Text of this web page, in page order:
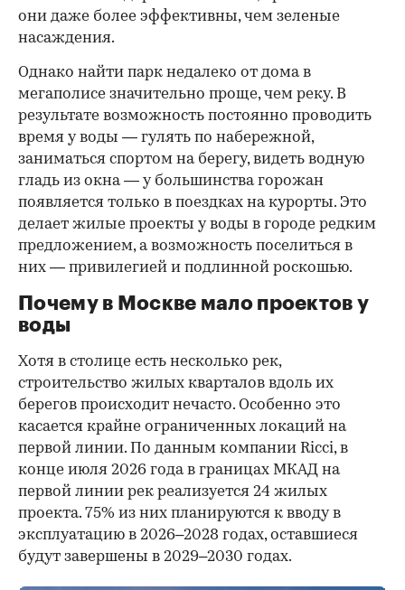
они даже более эффективны, чем зеленые
насаждения.
Однако найти парк недалеко от дома в
мегаполисе значительно проще, чем реку. В
результате возможность постоянно проводить
время у воды — гулять по набережной,
заниматься спортом на берегу, видеть водную
гладь из окна — у большинства горожан
появляется только в поездках на курорты. Это
делает жилые проекты у воды в городе редким
предложением, а возможность поселиться в
них — привилегией и подлинной роскошью.
Почему в Москве мало проектов у
воды
Хотя в столице есть несколько рек,
строительство жилых кварталов вдоль их
берегов происходит нечасто. Особенно это
касается крайне ограниченных локаций на
первой линии. По данным компании Ricci, в
конце июля 2026 года в границах МКАД на
первой линии рек реализуется 24 жилых
проекта. 75% из них планируются к вводу в
эксплуатацию в 2026–2028 годах, оставшиеся
будут завершены в 2029–2030 годах.